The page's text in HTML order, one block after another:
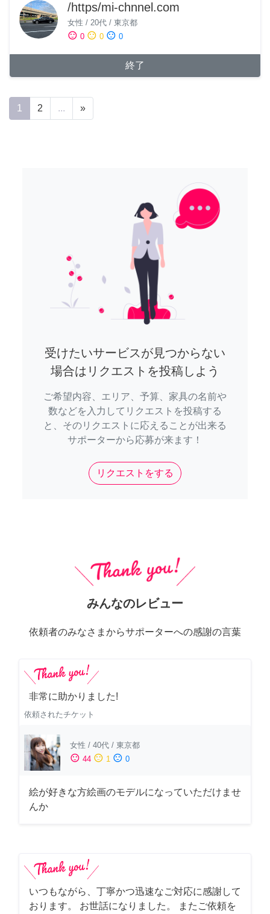
/https/mi-chnnel.com
女性 / 20代 / 東京都
sentiment_satisfied 0 sentiment_neutral 0 sentiment_dissatisfied 0
終了
1 2 ... »
受けたいサービスが見つからない
場合はリクエストを投稿しよう
ご希望内容、エリア、予算、家具の名前や
数などを入力してリクエストを投稿する
と、そのリクエストに応えることが出来る
サポーターから応募が来ます！
リクエストをする
みんなのレビュー
依頼者のみなさまからサポーターへの感謝の言葉
非常に助かりました!
依頼されたチケット
女性 / 40代 / 東京都
sentiment_satisfied 44 sentiment_neutral 1 sentiment_dissatisfied 0
絵が好きな方絵画のモデルになっていただけませ
んか
いつもながら、丁寧かつ迅速なご対応に感謝して
おります。 お世話になりました。 またご依頼を